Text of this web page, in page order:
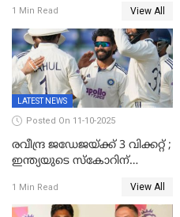
ഉൾപ്പെടുത്തിയില്ല
1 Min Read View All
LATEST NEWS
Posted On 11-10-2025
രവീന്ദ്ര ജഡേജയ്ക്ക് 3 വിക്കറ്റ് ;
ഇന്ത്യയുടെ സ്കോറിന്
നാല് വിക്കറ്റ് നഷ്ടം
1 Min Read View All